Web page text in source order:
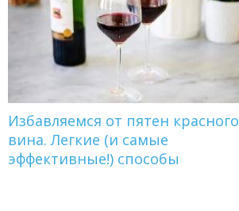
Избавляемся от пятен красного
вина. Легкие (и самые
эффективные!) способы